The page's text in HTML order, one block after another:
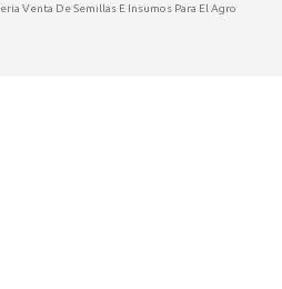
Venta De Semillas E Insumos Para El Agro